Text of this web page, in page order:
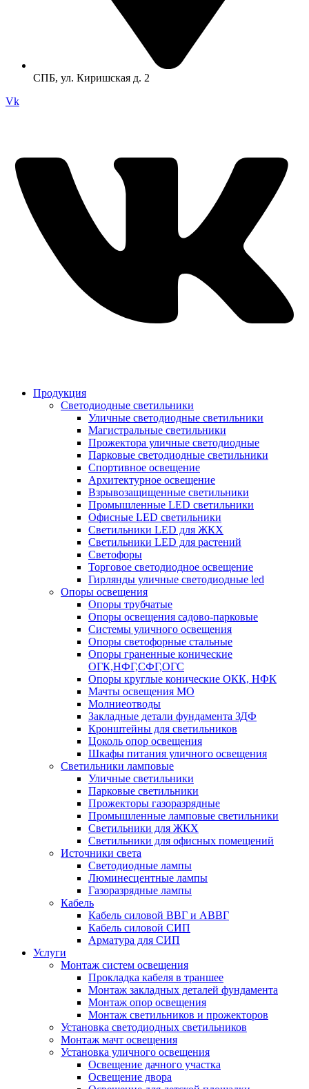
СПБ, ул. Киришская д. 2
Vk
Продукция
Светодиодные светильники
Уличные светодиодные светильники
Магистральные светильники
Прожектора уличные светодиодные
Парковые светодиодные светильники
Спортивное освещение
Архитектурное освещение
Взрывозащищенные светильники
Промышленные LED светильники
Офисные LED светильники
Cветильники LED для ЖКХ
Светильники LED для растений
Светофоры
Торговое светодиодное освещение
Гирлянды уличные светодиодные led
Опоры освещения
Опоры трубчатые
Опоры освещения садово-парковые
Системы уличного освещения
Опоры светофорные стальные
Опоры граненные конические
ОГК,НФГ,СФГ,ОГС
Опоры круглые конические ОКК, НФК
Мачты освещения МО
Молниеотводы
Закладные детали фундамента ЗДФ
Кронштейны для светильников
Цоколь опор освещения
Шкафы питания уличного освещения
Светильники ламповые
Уличные светильники
Парковые светильники
Прожекторы газоразрядные
Промышленные ламповые светильники
Светильники для ЖКХ
Светильники для офисных помещений
Источники света
Светодиодные лампы
Люминесцентные лампы
Газоразрядные лампы
Кабель
Кабель силовой ВВГ и АВВГ
Кабель силовой СИП
Арматура для СИП
Услуги
Монтаж систем освещения
Прокладка кабеля в траншее
Монтаж закладных деталей фундамента
Монтаж опор освещения
Монтаж светильников и прожекторов
Установка светодиодных светильников
Монтаж мачт освещения
Установка уличного освещения
Освещение дачного участка
Освещение двора